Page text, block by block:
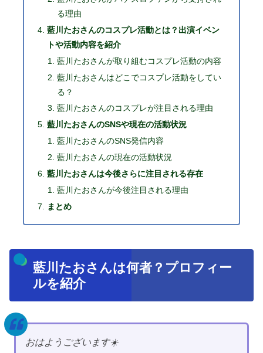
る理由
藍川たおさんのコスプレ活動とは？出演イベン
トや活動内容を紹介
藍川たおさんが取り組むコスプレ活動の内容
藍川たおさんはどこでコスプレ活動をしてい
る？
藍川たおさんのコスプレが注目される理由
藍川たおさんのSNSや現在の活動状況
藍川たおさんのSNS発信内容
藍川たおさんの現在の活動状況
藍川たおさんは今後さらに注目される存在
藍川たおさんが今後注目される理由
まとめ
藍川たおさんは何者？プロフィー
ルを紹介
おはようございます☀️